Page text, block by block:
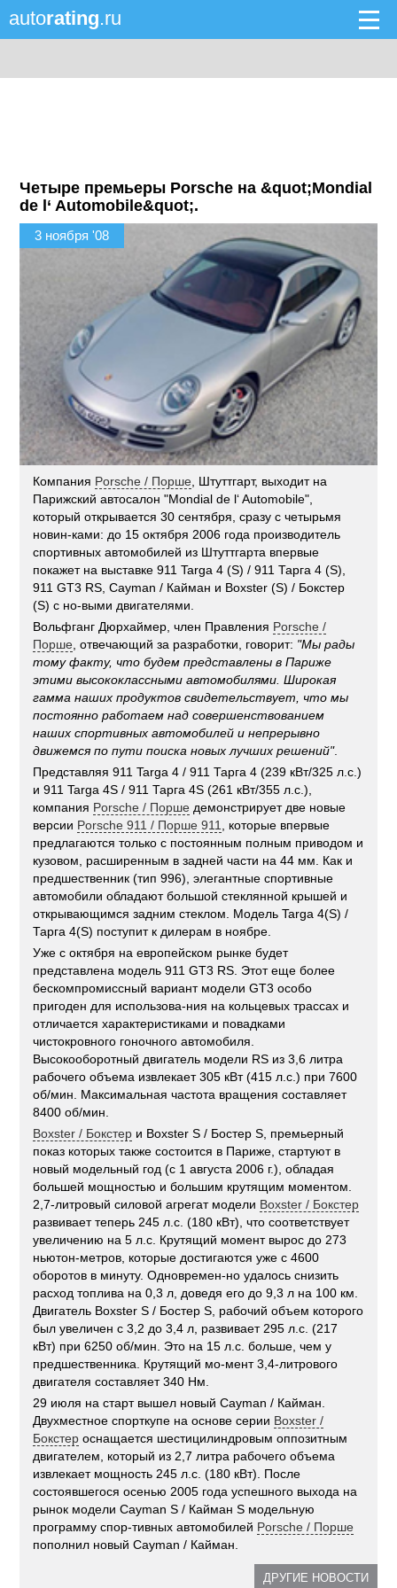
autorating.ru
Четыре премьеры Porsche на &quot;Mondial
de l‘ Automobile&quot;.
3 ноября '08
Компания Porsche / Порше , Штуттгарт, выходит на
Парижский автосалон "Mondial de l‘ Automobile",
который открывается 30 сентября, сразу с четырьмя
новин-ками: до 15 октября 2006 года производитель
спортивных автомобилей из Штуттгарта впервые
покажет на выставке 911 Targa 4 (S) / 911 Тарга 4 (S),
911 GT3 RS, Cayman / Кайман и Boxster (S) / Бокстер
(S) с но-выми двигателями.
Вольфганг Дюрхаймер, член Правления Porsche /
Порше , отвечающий за разработки, говорит: "Мы рады
тому факту, что будем представлены в Париже
этими высококлассными автомобилями. Широкая
гамма наших продуктов свидетельствует, что мы
постоянно работаем над совершенствованием
наших спортивных автомобилей и непрерывно
движемся по пути поиска новых лучших решений".
Представляя 911 Targa 4 / 911 Тарга 4 (239 кВт/325 л.с.)
и 911 Targa 4S / 911 Тарга 4S (261 кВт/355 л.с.),
компания Porsche / Порше демонстрирует две новые
версии Porsche 911 / Порше 911
, которые впервые
предлагаются только с постоянным полным приводом и
кузовом, расширенным в задней части на 44 мм. Как и
предшественник (тип 996), элегантные спортивные
автомобили обладают большой стеклянной крышей и
открывающимся задним стеклом. Модель Targa 4(S) /
Тарга 4(S) поступит к дилерам в ноябре.
Уже с октября на европейском рынке будет
представлена модель 911 GT3 RS. Этот еще более
бескомпромиссный вариант модели GT3 особо
пригоден для использова-ния на кольцевых трассах и
отличается характеристиками и повадками
чистокровного гоночного автомобиля.
Высокооборотный двигатель модели RS из 3,6 литра
рабочего объема извлекает 305 кВт (415 л.с.) при 7600
об/мин. Максимальная частота вращения составляет
8400 об/мин.
Boxster / Бокстер и Boxster S / Бостер S, премьерный
показ которых также состоится в Париже, стартуют в
новый модельный год (с 1 августа 2006 г.), обладая
большей мощностью и большим крутящим моментом.
2,7-литровый силовой агрегат модели Boxster / Бокстер
развивает теперь 245 л.с. (180 кВт), что соответствует
увеличению на 5 л.с. Крутящий момент вырос до 273
ньютон-метров, которые достигаются уже с 4600
оборотов в минуту. Одновремен-но удалось снизить
расход топлива на 0,3 л, доведя его до 9,3 л на 100 км.
Двигатель Boxster S / Бостер S, рабочий объем которого
был увеличен с 3,2 до 3,4 л, развивает 295 л.с. (217
кВт) при 6250 об/мин. Это на 15 л.с. больше, чем у
предшественника. Крутящий мо-мент 3,4-литрового
двигателя составляет 340 Нм.
29 июля на старт вышел новый Cayman / Кайман.
Двухместное спорткупе на основе серии Boxster /
Бокстер оснащается шестицилиндровым оппозитным
двигателем, который из 2,7 литра рабочего объема
извлекает мощность 245 л.с. (180 кВт). После
состоявшегося осенью 2005 года успешного выхода на
рынок модели Cayman S / Кайман S модельную
программу спор-тивных автомобилей Porsche / Порше
пополнил новый Cayman / Кайман.
ДРУГИЕ НОВОСТИ